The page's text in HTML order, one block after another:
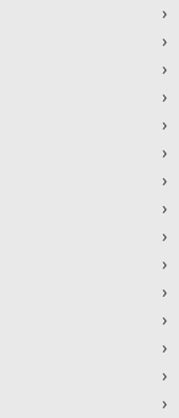
›
›
›
›
›
›
›
›
›
›
›
›
›
›
›